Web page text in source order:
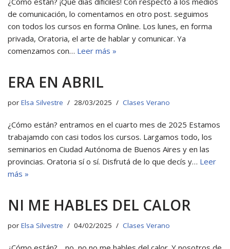
de comunicación, lo comentamos en otro post. seguimos
con todos los cursos en forma Online. Los lunes, en forma
privada, Oratoria, el arte de hablar y comunicar. Ya
comenzamos con… Leer más »
ERA EN ABRIL
por Elsa Silvestre 28/03/2025 Clases Verano
¿Cómo están? entramos en el cuarto mes de 2025 Estamos
trabajamdo con casi todos los cursos. Largamos todo, los
seminarios en Ciudad Autónoma de Buenos Aires y en las
provincias. Oratoria sí o sí. Disfrutá de lo que decís y… Leer
más »
NI ME HABLES DEL CALOR
por Elsa Silvestre 04/02/2025 Clases Verano